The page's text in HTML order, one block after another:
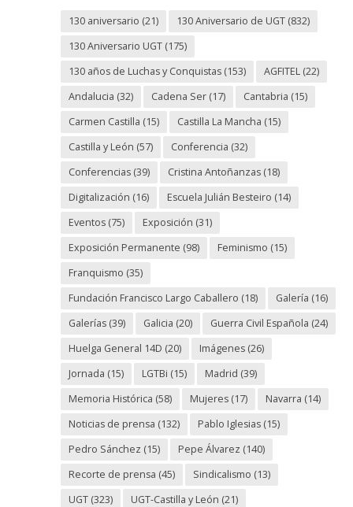
130 aniversario (21) 130 Aniversario de UGT(832)
130 Aniversario UGT(175)
130 años de Luchas y Conquistas(153) AGFITEL(22)
Andalucia (32) Cadena Ser(17) Cantabria (15)
Carmen Castilla (15) Castilla La Mancha (15)
Castilla y León (57) Conferencia (32)
Conferencias(39) Cristina Antoñanzas(18)
Digitalización (16) Escuela Julián Besteiro (14)
Eventos(75) Exposición (31)
Exposición Permanente (98) Feminismo (15)
Franquismo (35)
Fundación Francisco Largo Caballero (18) Galería (16)
Galerías(39) Galicia (20) Guerra Civil Española (24)
Huelga General 14D (20) Imágenes(26)
Jornada (15) LGTBi (15) Madrid (39)
Memoria Histórica (58) Mujeres(17) Navarra (14)
Noticias de prensa (132) Pablo Iglesias(15)
Pedro Sánchez (15) Pepe Álvarez (140)
Recorte de prensa (45) Sindicalismo (13)
UGT(323) UGT-Castilla y León (21)